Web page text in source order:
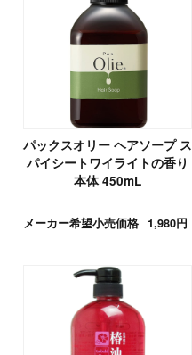
パックスオリー ヘアソープ ス
パイシートワイライトの香り
本体 450mL
メーカー希望小売価格 1,980円